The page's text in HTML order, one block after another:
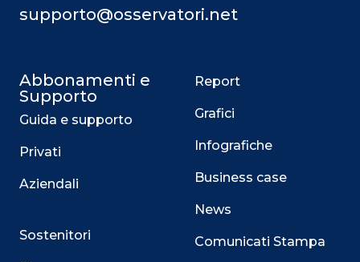
supporto@osservatori.net
Abbonamenti e
Supporto
Guida e supporto
Privati
Aziendali
Sostenitori
Report
Grafici
Infografiche
Business case
News
Comunicati Stampa